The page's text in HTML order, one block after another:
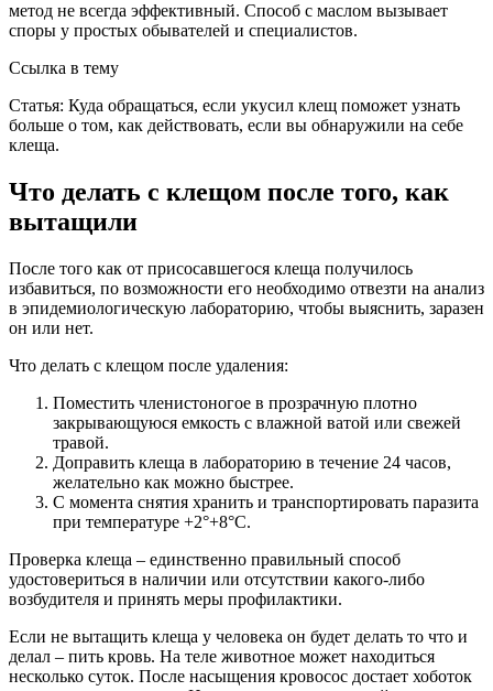
метод не всегда эффективный. Способ с маслом вызывает
споры у простых обывателей и специалистов.
Ссылка в тему
Статья: Куда обращаться, если укусил клещ поможет узнать
больше о том, как действовать, если вы обнаружили на себе
клеща.
Что делать с клещом после того, как
вытащили
После того как от присосавшегося клеща получилось
избавиться, по возможности его необходимо отвезти на анализ
в эпидемиологическую лабораторию, чтобы выяснить, заразен
он или нет.
Что делать с клещом после удаления:
Поместить членистоногое в прозрачную плотно
закрывающуюся емкость с влажной ватой или свежей
травой.
Доправить клеща в лабораторию в течение 24 часов,
желательно как можно быстрее.
С момента снятия хранить и транспортировать паразита
при температуре +2°+8°С.
Проверка клеща – единственно правильный способ
удостовериться в наличии или отсутствии какого-либо
возбудителя и принять меры профилактики.
Если не вытащить клеща у человека он будет делать то что и
делал – пить кровь. На теле животное может находиться
несколько суток. После насыщения кровосос достает хоботок